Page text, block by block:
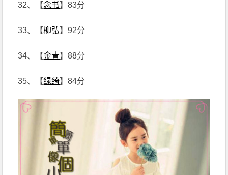
32、【念书】83分
33、【柳弘】92分
34、【金青】88分
35、【绿绮】84分